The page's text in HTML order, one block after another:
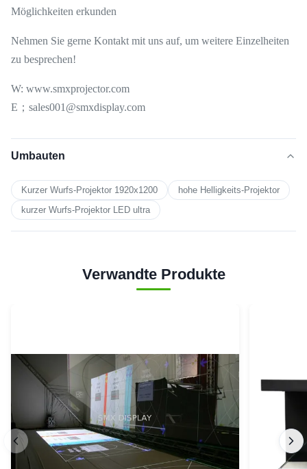
Möglichkeiten erkunden
Nehmen Sie gerne Kontakt mit uns auf, um weitere Einzelheiten
zu besprechen!
W: www.smxprojector.com
E；sales001@smxdisplay.com
Umbauten
Kurzer Wurfs-Projektor 1920x1200
hohe Helligkeits-Projektor
kurzer Wurfs-Projektor LED ultra
Verwandte Produkte